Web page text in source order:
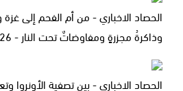
الحصاد الاخباري - من أم الفحم إلى
وذاكرةُ مجزرةٍ ومفاوضاتٌ تحت النار - 04.08.2026
الحصاد الاخباري - بين تصفية الأونروا